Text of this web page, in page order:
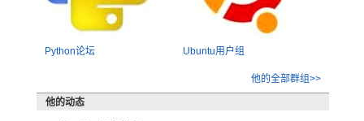
Python论坛 Ubuntu用户组
他的全部群组>>
他的动态